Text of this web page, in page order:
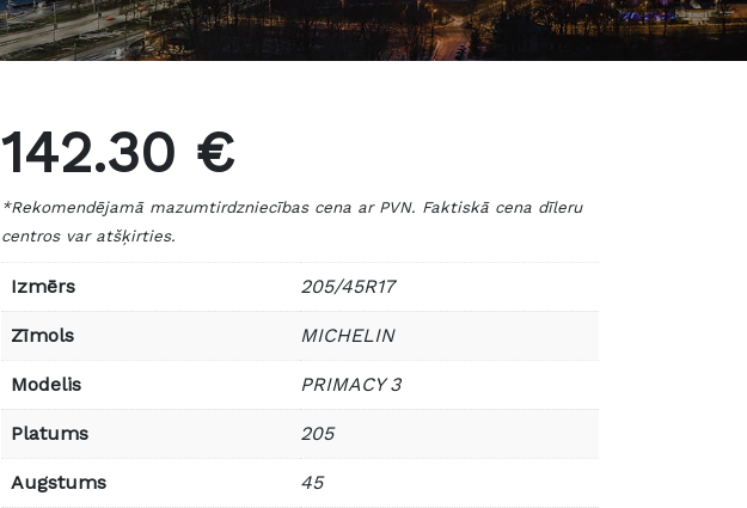
142.30 €
*Rekomendējamā mazumtirdzniecības cena ar PVN. Faktiskā cena dīleru
centros var atšķirties.
Izmērs 205/45R17
Zīmols MICHELIN
Modelis PRIMACY 3
Platums 205
Augstums 45